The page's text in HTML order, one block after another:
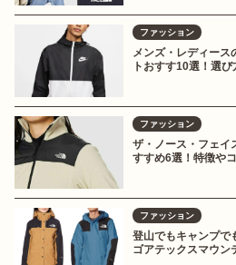
ファッション
メンズ・レディース
トおすす10選！選
ファッション
ザ・ノース・フェイ
すすめ6選！特徴や
ファッション
登山でもキャンプで
ゴアテックスマウン